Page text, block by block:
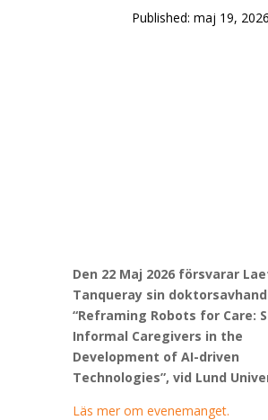
Published: maj 19, 2026
Den 22 Maj 2026 försvarar
Tanqueray sin
“Reframing Robots for Care:
Informal Caregivers in the
Development of AI-driven
Technologies”, vid Lund
Läs mer om evenemanget.